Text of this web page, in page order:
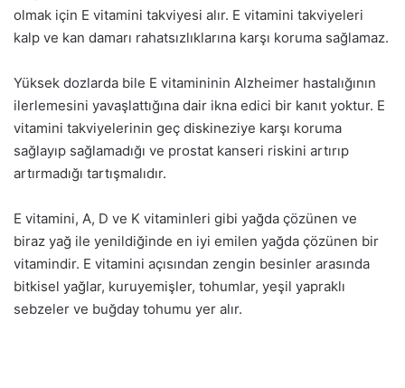
olmak için E vitamini takviyesi alır. E vitamini takviyeleri
kalp ve kan damarı rahatsızlıklarına karşı koruma sağlamaz.
Yüksek dozlarda bile E vitamininin Alzheimer hastalığının
ilerlemesini yavaşlattığına dair ikna edici bir kanıt yoktur. E
vitamini takviyelerinin geç diskineziye karşı koruma
sağlayıp sağlamadığı ve prostat kanseri riskini artırıp
artırmadığı tartışmalıdır.
E vitamini, A, D ve K vitaminleri gibi yağda çözünen ve
biraz yağ ile yenildiğinde en iyi emilen yağda çözünen bir
vitamindir. E vitamini açısından zengin besinler arasında
bitkisel yağlar, kuruyemişler, tohumlar, yeşil yapraklı
sebzeler ve buğday tohumu yer alır.